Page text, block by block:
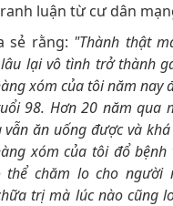
luận từ cư dân
sẻ rằng: "Thành thật
lại vô tình trở thành
xóm của tôi năm nay
98. Hơn 20 năm qua
ăn uống được và
xóm của tôi đổ bệnh
chăm lo cho người
trị mà lúc nào cũng